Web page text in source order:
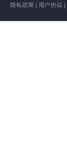
隐私政策 | 用户协议 |